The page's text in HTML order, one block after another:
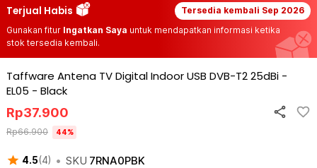
Terjual Habis Tersedia kembali Sep 2026
Gunakan fitur Ingatkan Saya untuk mendapatkan informasi ketika
stok tersedia kembali.
Taffware Antena TV Digital Indoor USB DVB-T2 25dBi -
EL05 - Black
4.5(4) • SKU 7RNA0PBK
Rp37.900
Rp66.900 44%